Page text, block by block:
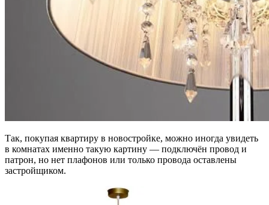
Так, покупая квартиру в новостройке, можно иногда увидеть
в комнатах именно такую картину — подключён провод и
патрон, но нет плафонов или только провода оставлены
застройщиком.